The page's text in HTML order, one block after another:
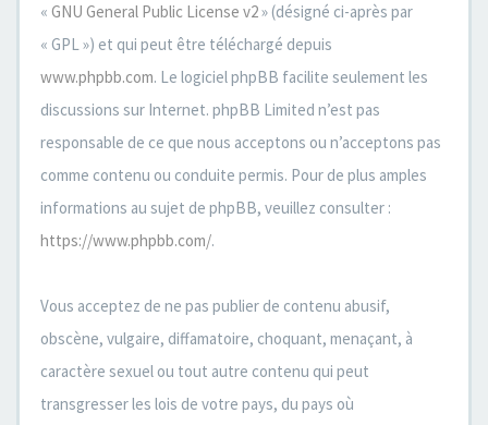
« GNU General Public License v2» (désigné ci-après par
« GPL ») et qui peut être téléchargé depuis
www.phpbb.com. Le logiciel phpBB facilite seulement les
discussions sur Internet. phpBB Limited n’est pas
responsable de ce que nous acceptons ou n’acceptons pas
comme contenu ou conduite permis. Pour de plus amples
informations au sujet de phpBB, veuillez consulter :
https://www.phpbb.com/.
Vous acceptez de ne pas publier de contenu abusif,
obscène, vulgaire, diffamatoire, choquant, menaçant, à
caractère sexuel ou tout autre contenu qui peut
transgresser les lois de votre pays, du pays où